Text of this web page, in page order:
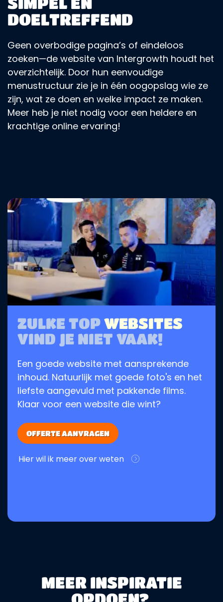
DOELTREFFEND
Geen overbodige pagina’s of eindeloos
zoeken—de website van Intergrowth houdt het
overzichtelijk. Door hun eenvoudige
menustructuur zie je in één oogopslag wie ze
zijn, wat ze doen en welke impact ze maken.
Meer heb je niet nodig voor een heldere en
krachtige online ervaring!
ZULKE TOP WEBSITES
VIND JE NIET VAAK!
Een goede website met aansprekende
inhoud. Natuurlijk met goede foto's en het
liefste aangevuld met pakkende films.
Klaar voor een website die wint?
OFFERTE AANVRAGEN
Hier wil ik meer over weten
MEER INSPIRATIE